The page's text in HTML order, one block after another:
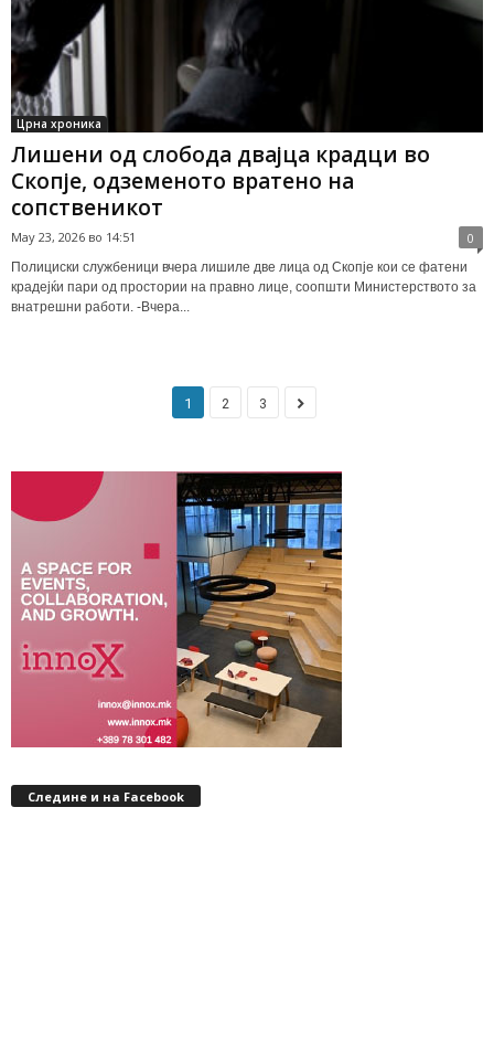
Црна хроника
Лишени од слобода двајца крадци во
Скопје, одземеното вратено на
сопственикот
May 23, 2026 во 14:51 0
Полициски службеници вчера лишиле две лица од Скопје кои се фатени
крадејќи пари од простории на правно лице, соопшти Министерството за
внатрешни работи. -Вчера...
1 2 3
Следине и на Facebook